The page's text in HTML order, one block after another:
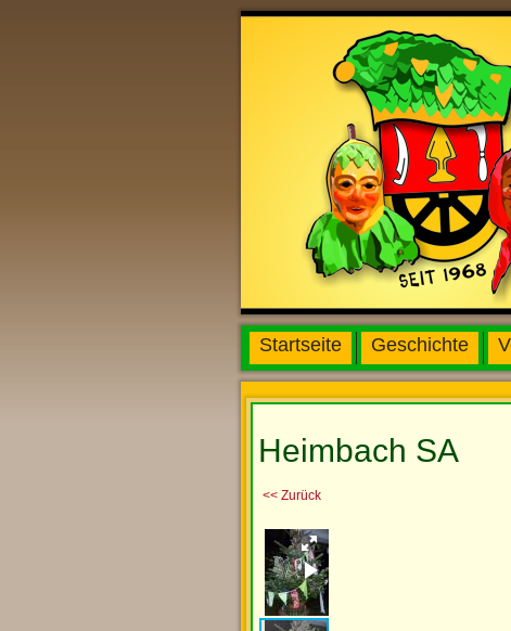
Startseite Geschichte
Heimbach SA
<< Zurück